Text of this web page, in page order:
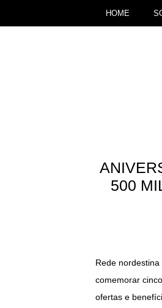
HOME
500
Rede
comemorar
ofertas e